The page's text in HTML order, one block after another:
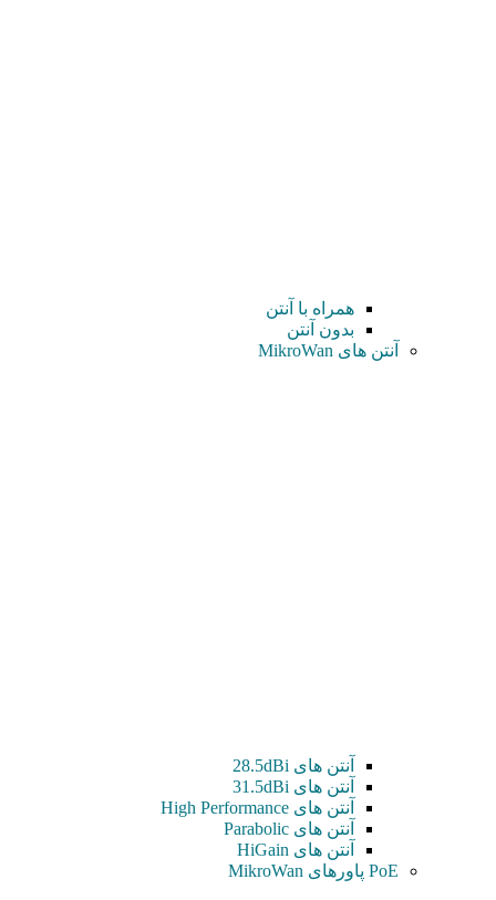
همراه با آنتن
بدون آنتن
آنتن های MikroWan
آنتن های 28.5dBi
آنتن های 31.5dBi
آنتن های High Performance
آنتن های Parabolic
آنتن های HiGain
PoE پاورهای MikroWan